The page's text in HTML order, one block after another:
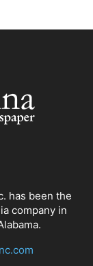
has been the
company in